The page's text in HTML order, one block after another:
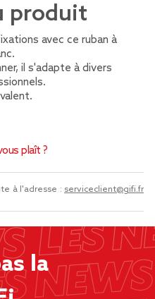
produit
avec ce ruban à
il s'adapte à divers
plaît ?
à l'adresse : serviceclient@gifi.fr
la